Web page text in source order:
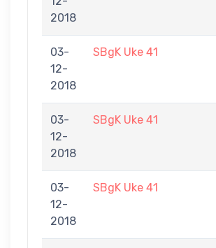
2018
03-
12-
2018
SBgK Uke 41
03-
12-
2018
SBgK Uke 41
03-
12-
2018
SBgK Uke 41